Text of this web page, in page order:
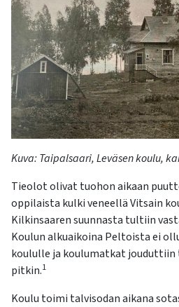
Kuva:Taipalsaari, Leväsen koulu,
Tieolot olivat tuohon aikaan
oppilaista kulki veneellä Vitsain
Kilkinsaaren suunnasta tultiin
Koulun alkuaikoina Peltoista ei
koululle ja koulumatkat jouduttiin
pitkin.1
Koulu toimi talvisodan aikana